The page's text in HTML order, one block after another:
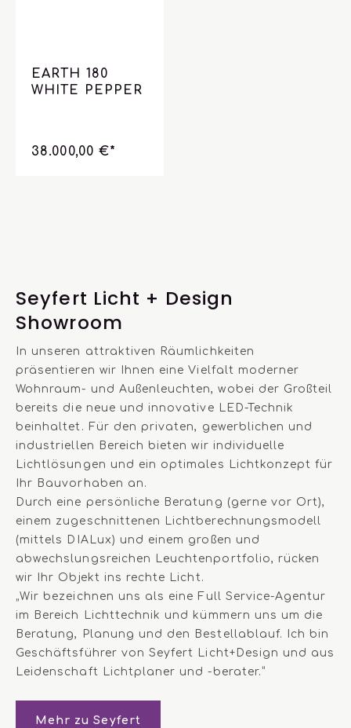
EARTH 180
WHITE PEPPER
38.000,00 €*
Seyfert Licht + Design
Showroom
In unseren attraktiven Räumlichkeiten
präsentieren wir Ihnen eine Vielfalt moderner
Wohnraum- und Außenleuchten, wobei der Großteil
bereits die neue und innovative LED-Technik
beinhaltet. Für den privaten, gewerblichen und
industriellen Bereich bieten wir individuelle
Lichtlösungen und ein optimales Lichtkonzept für
Ihr Bauvorhaben an.
Durch eine persönliche Beratung (gerne vor Ort),
einem zugeschnittenen Lichtberechnungsmodell
(mittels DIALux) und einem großen und
abwechslungsreichen Leuchtenportfolio, rücken
wir Ihr Objekt ins rechte Licht.
„Wir bezeichnen uns als eine Full Service-Agentur
im Bereich Lichttechnik und kümmern uns um die
Beratung, Planung und den Bestellablauf. Ich bin
Geschäftsführer von Seyfert Licht+Design und aus
Leidenschaft Lichtplaner und -berater.“
Mehr zu Seyfert